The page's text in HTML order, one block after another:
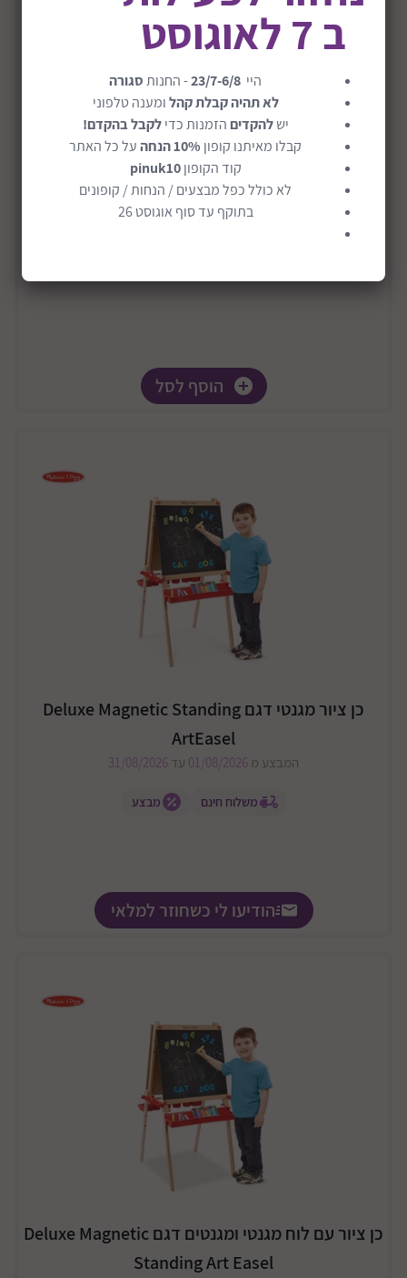
משחק קלפים מהנה דגם רביעיות
₪60
הוסף לסל
כן ציור מגנטי דגם Deluxe Magnetic Standing
ArtEasel
המבצע מ 01/08/2026 עד 31/08/2026
משלוח חינם מבצע
הודיעו לי כשחוזר למלאי
כן ציור עם לוח מגנטי ומגנטים דגם Deluxe Magnetic
Standing Art Easel
ב 7 לאוגוסט
היי 23/7-6/8- החנותסגורה
לא תהיה קבלת קהלומענה טלפוני
ישלהקדיםהזמנות כדילקבל בהקדם!
קבלו מאיתנו קופון 10% הנחה
על כל האתר
קוד הקופוןpinuk10
לא כולל כפל מבצעים / הנחות / קופונים
בתוקף עד סוף אוגוסט 26